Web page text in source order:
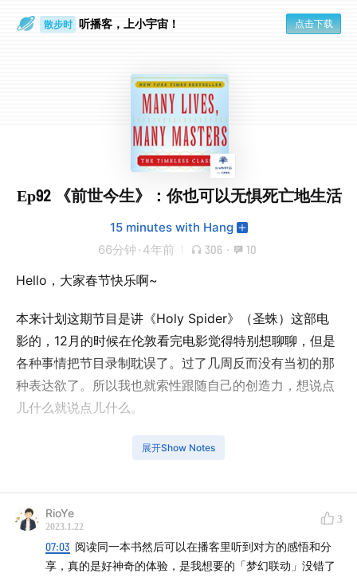
散步时 听播客，上小宇宙！ 点击下载
Ep92 《前世今生》：你也可以无惧死亡地生活
15 minutes with Hang
66分钟 · 4年前 306 · 10
Hello，大家春节快乐啊~
本来计划这期节目是讲《Holy Spider》（圣蛛）这部电
影的，12月的时候在伦敦看完电影觉得特别想聊聊，但是
各种事情把节目录制耽误了。过了几周反而没有当初的那
种表达欲了。所以我也就索性跟随自己的创造力，想说点
儿什么就说点儿什么。
最近刚看完魏斯医生的《前世今生》（Brian L. Weiss）。
的前生，轮回，圣人借助Catherine向医生传递的智慧。
乍一看有些玄虚，甚至不敢相信，然而当我静下心来去体
会和品味时，却给我带来不少的思考和感动。
展开Show Notes
RioYe
2023.1.22
3
07:03 阅读同一本书然后可以在播客里听到对方的感悟和分
享，真的是好神奇的体验，是我想要的「梦幻联动」没错了